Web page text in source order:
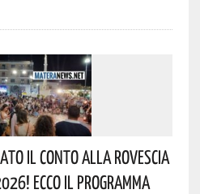
Il Conto Alla Rovescia
Ecco Il Programma